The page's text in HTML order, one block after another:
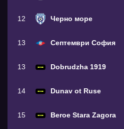
12 Черно море
13 Септември София
13 Dobrudzha 1919
14 Dunav ot Ruse
15 Beroe Stara Zagora